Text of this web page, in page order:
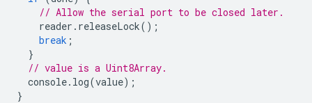
// Allow the serial port to be closed later.
reader . releaseLock();
break ;
}
// value is a Uint8Array.
console. log(value);
}